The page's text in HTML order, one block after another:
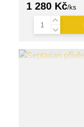
1 280 Kč/ks